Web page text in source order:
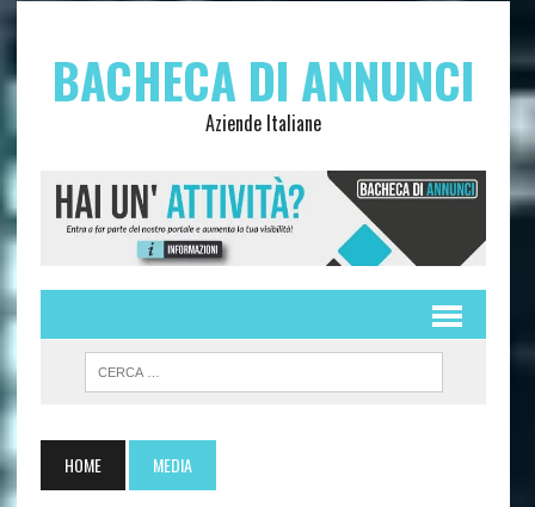
BACHECA DI ANNUNCI
Aziende Italiane
HOME MEDIA